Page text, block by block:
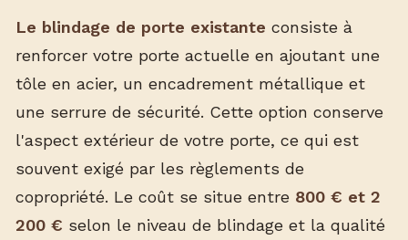
Le blindage de porte existante consiste à
renforcer votre porte actuelle en ajoutant une
tôle en acier, un encadrement métallique et
une serrure de sécurité. Cette option conserve
l'aspect extérieur de votre porte, ce qui est
souvent exigé par les règlements de
copropriété. Le coût se situe entre 800 € et 2
200 € selon le niveau de blindage et la qualité